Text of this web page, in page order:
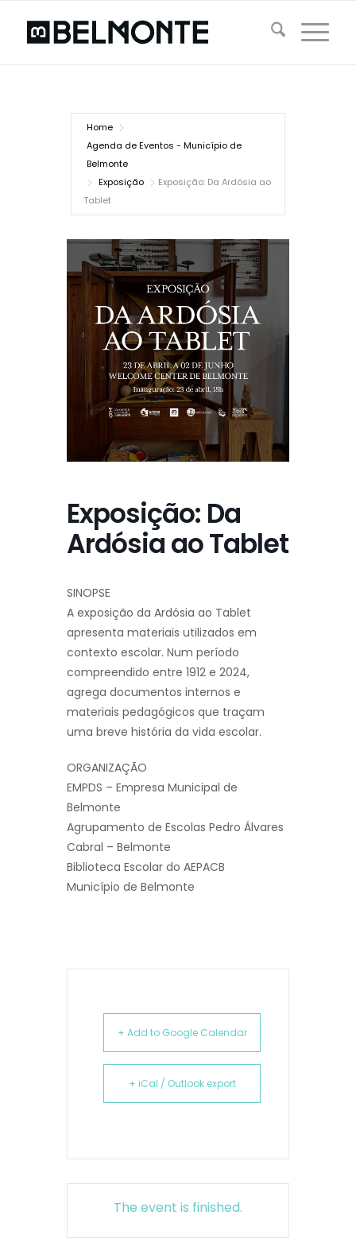
Home
Agenda de Eventos - Município de
Belmonte
Exposição
Exposição: Da Ardósia ao
Tablet
Exposição: Da
Ardósia ao Tablet
SINOPSE
A exposição da Ardósia ao Tablet
apresenta materiais utilizados em
contexto escolar. Num período
compreendido entre 1912 e 2024,
agrega documentos internos e
materiais pedagógicos que traçam
uma breve história da vida escolar.
ORGANIZAÇÃO
EMPDS – Empresa Municipal de
Belmonte
Agrupamento de Escolas Pedro Álvares
Cabral – Belmonte
Biblioteca Escolar do AEPACB
Município de Belmonte
+ Add to Google Calendar
+ iCal / Outlook export
The event is finished.